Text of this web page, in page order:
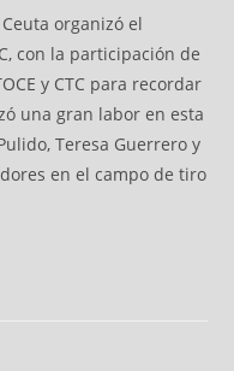
organizó el
con la participación de
y CTC para recordar
una gran labor en esta
Teresa Guerrero y
en el campo de tiro